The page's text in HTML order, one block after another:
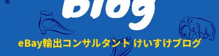
eBay輸出コンサルタント けいすけブログ